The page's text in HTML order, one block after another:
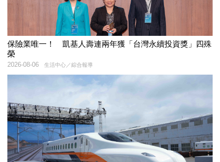
保險業唯一！ 凱基人壽連兩年獲「台灣永續投資獎」四殊
榮
生活中心／綜合報導
2026-08-06